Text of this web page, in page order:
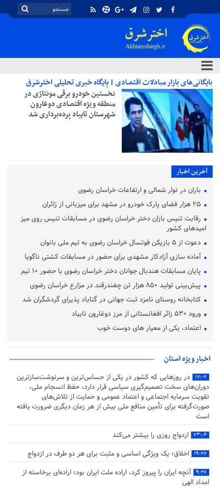
بایگانی‌های بازار مبادلات اقتصادی | پایگاه خبری تحلیلی اخترشرق
نخستین خودرو برقی مونتاژی در
منطقه ویژه اقتصادی دوغارون
شهرستان تایباد پرده‌برداری شد
آخرین اخبار
باران در نوار شمالی و ارتفاعات خراسان رضوی
رقابت تنیس بازان دختر خراسان رضوی در مسابقات تنیس روی میز
امیدهای کشور
دعوت از ۵ بازیکن فوتسال خراسان رضوی به تیم ملی بانوان
آماده‌ سازی آزادکار مشهدی برای حضور در مسابقات کشتی ناگویا
پایان مسابقات هندبال جوانان دختر خراسان رضوی با حضور ۱۰ تیم
پیش‌بینی تولید ۸۵۰ هزار تن چغندرقند در مزارع خراسان رضوی
کتابخانه روستای نامزد ثبت جهانی در گناباد پذیرای گردشگران شد
ورود ۵۳۰ زائر افغانستانی از مرز دوغارون تایباد
اعتماد، یکی از معیار های دوست خوب
اخبار ویژه استان
۱۷:۰۲
در روزهایی که کشور در یکی از حساس‌ترین و سرنوشت‌سازترین
دوران‌های سخت تصمیم‌گیری سیاسی قرار دارد، حفظ انسجام ملی،
تقویت سرمایه اجتماعی و اعتماد عمومی و حمایت از تلاش‌های
صورت‌گرفته برای تأمین منافع ملی بیش از هر زمان دیگری ضرورت یافته
است
۲۳:۰۴ ازدواج روزی را بیشتر می‌کند
۱۹:۲۶ اخلاق؛ یک ویژگی اساسی و مثبت برای هر دو طرف در ازدواج
۹:۲۶
آنچه ایران را پیروز کرد، اراده ملت ایران بود؛ اراده‌ای برخاسته از
امداد الهی